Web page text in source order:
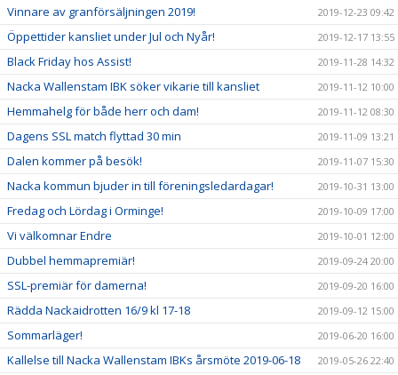
Vinnare av granförsäljningen 2019! 2019-12-23 09:42
Öppettider kansliet under Jul och Nyår! 2019-12-17 13:55
Black Friday hos Assist! 2019-11-28 14:32
Nacka Wallenstam IBK söker vikarie till kansliet 2019-11-12 10:00
Hemmahelg för både herr och dam! 2019-11-12 08:30
Dagens SSL match flyttad 30 min 2019-11-09 13:21
Dalen kommer på besök! 2019-11-07 15:30
Nacka kommun bjuder in till föreningsledardagar! 2019-10-31 13:00
Fredag och Lördag i Orminge! 2019-10-09 17:00
Vi välkomnar Endre 2019-10-01 12:00
Dubbel hemmapremiär! 2019-09-24 20:00
SSL-premiär för damerna! 2019-09-20 16:00
Rädda Nackaidrotten 16/9 kl 17-18 2019-09-12 15:00
Sommarläger! 2019-06-20 16:00
Kallelse till Nacka Wallenstam IBKs årsmöte 2019-06-18 2019-05-26 22:40